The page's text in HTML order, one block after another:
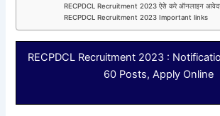
RECPDCL Recruitment 2023 ऐसे करे ऑनलाइन
RECPDCL Recruitment 2023 Important links
RECPDCL Recruitment 2023 :
60 Posts, Apply Online